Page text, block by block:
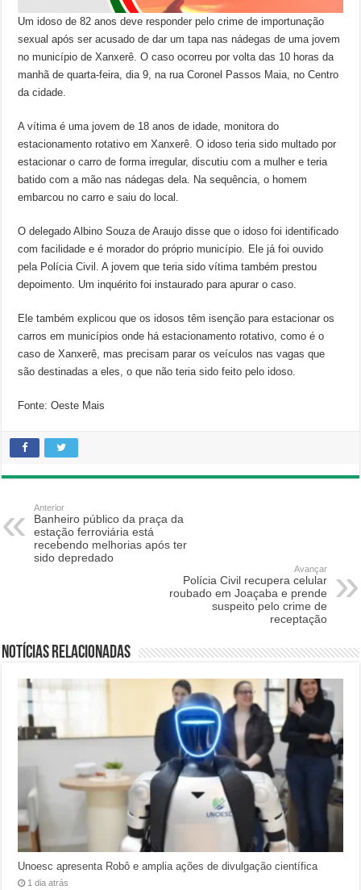
Um idoso de 82 anos deve responder pelo crime de importunação
sexual após ser acusado de dar um tapa nas nádegas de uma jovem
no município de Xanxerê. O caso ocorreu por volta das 10 horas da
manhã de quarta-feira, dia 9, na rua Coronel Passos Maia, no Centro
da cidade.
A vítima é uma jovem de 18 anos de idade, monitora do
estacionamento rotativo em Xanxerê. O idoso teria sido multado por
estacionar o carro de forma irregular, discutiu com a mulher e teria
batido com a mão nas nádegas dela. Na sequência, o homem
embarcou no carro e saiu do local.
O delegado Albino Souza de Araujo disse que o idoso foi identificado
com facilidade e é morador do próprio município. Ele já foi ouvido
pela Polícia Civil. A jovem que teria sido vítima também prestou
depoimento. Um inquérito foi instaurado para apurar o caso.
Ele também explicou que os idosos têm isenção para estacionar os
carros em municípios onde há estacionamento rotativo, como é o
caso de Xanxerê, mas precisam parar os veículos nas vagas que
são destinadas a eles, o que não teria sido feito pelo idoso.
Fonte: Oeste Mais
Anterior
Banheiro público da praça da
estação ferroviária está
recebendo melhorias após ter
sido depredado
Avançar
Polícia Civil recupera celular
roubado em Joaçaba e prende
suspeito pelo crime de
receptação
Notícias relacionadas
Unoesc apresenta Robô e amplia ações de divulgação científica
1 dia atrás